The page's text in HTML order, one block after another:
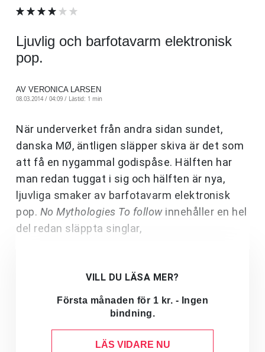
Ljuvlig och barfotavarm elektronisk
pop.
AV VERONICA LARSEN
08.03.2014 / 04:09 / Lästid: 1 min
När underverket från andra sidan sundet,
danska MØ, äntligen släpper skiva är det som
att få en nygammal godispåse. Hälften har
man redan tuggat i sig och hälften är nya,
ljuvliga smaker av barfotavarm elektronisk
pop. No Mythologies To followinnehåller en hel
del redan släppta singlar,
VILL DU LÄSA MER?
Första månaden för 1 kr. - Ingen
bindning.
LÄS VIDARE NU